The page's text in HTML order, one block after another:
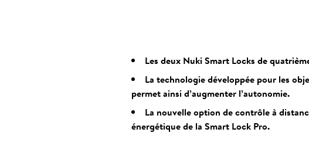
Les deux Nuki Smart Locks de
La technologie développée pour les
permet ainsi d’augmenter l’autonomie.
La nouvelle option de contrôle à
énergétique de la Smart Lock Pro.